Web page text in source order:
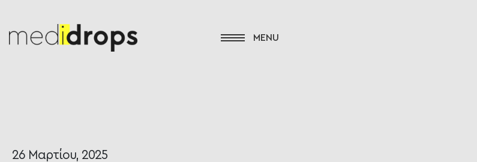
26 Μαρτίου, 2025